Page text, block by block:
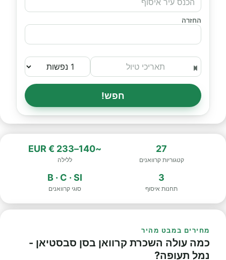
החזרה
חפש!
27
קטגוריות קרוואנים
~140–233 € EUR
ללילה
3
תחנות איסוף
B · C · SI
סוגי קרוואנים
מחירים במבט מהיר
כמה עולה השכרת קרוואן בסן סבסטיאן -
נמל תעופה?